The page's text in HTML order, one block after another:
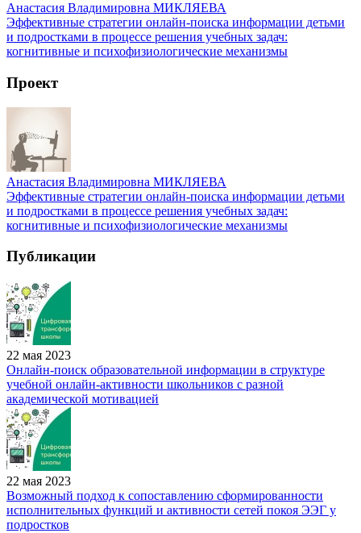
Анастасия Владимировна МИКЛЯЕВА
Эффективные стратегии онлайн-поиска информации детьми
и подростками в процессе решения учебных задач:
когнитивные и психофизиологические механизмы
Проект
Анастасия Владимировна МИКЛЯЕВА
Эффективные стратегии онлайн-поиска информации детьми
и подростками в процессе решения учебных задач:
когнитивные и психофизиологические механизмы
Публикации
22 мая 2023
Онлайн-поиск образовательной информации в структуре
учебной онлайн-активности школьников с разной
академической мотивацией
22 мая 2023
Возможный подход к сопоставлению сформированности
исполнительных функций и активности сетей покоя ЭЭГ у
подростков